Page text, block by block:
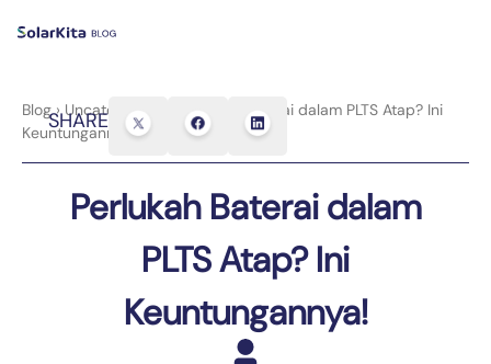
SHARE
Blog›Uncategorized
Perlukah Baterai dalam PLTS Atap? Ini
Keuntungannya!
Perlukah Baterai dalam
PLTS Atap? Ini
Keuntungannya!